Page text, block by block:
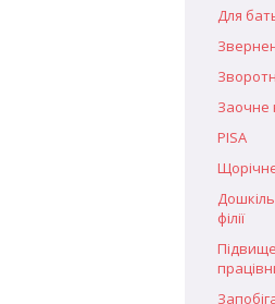
Для
Заочне
PISA
філії